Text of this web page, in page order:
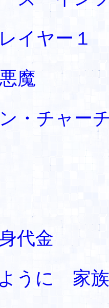
イヤー１
魔
・チャー
代金
ように